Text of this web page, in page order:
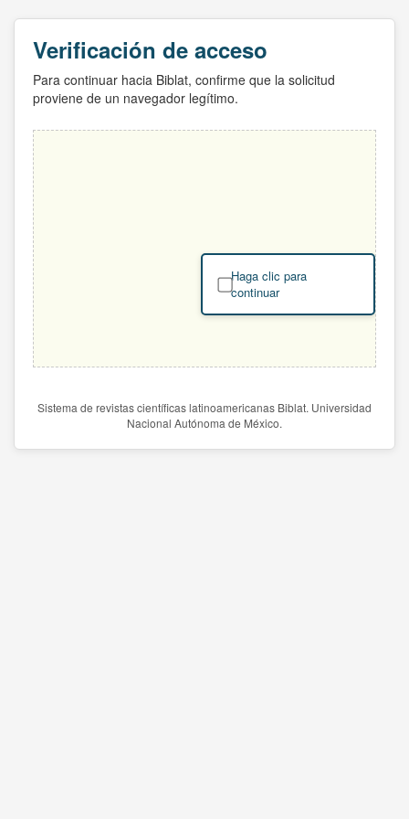
Verificación de acceso
Para continuar hacia Biblat, confirme que la solicitud
proviene de un navegador legítimo.
Haga clic para
continuar
Sistema de revistas científicas latinoamericanas Biblat. Universidad
Nacional Autónoma de México.